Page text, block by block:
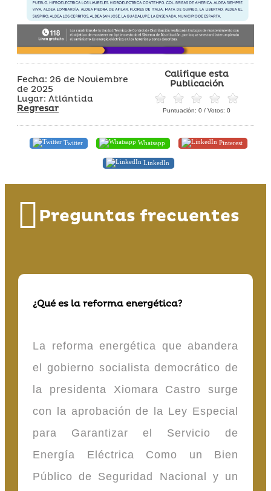
Fecha: 26 de Noviembre
de 2025
Lugar: Atlántida
Regresar
Califique esta
Publicación
Puntuación: 0 / Votos: 0
Twitter Whatsapp Pinterest
LinkedIn
Preguntas frecuentes
¿Qué es la reforma energética?
La reforma energética que abandera
el gobierno socialista democrático de
la presidenta Xiomara Castro surge
con la aprobación de la Ley Especial
para Garantizar el Servicio de
Energía Eléctrica Como un Bien
Público de Seguridad Nacional y un